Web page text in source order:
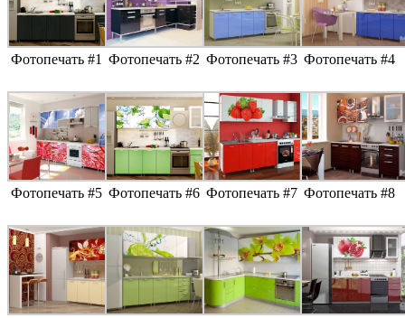
Фотопечать #1 Фотопечать #2 Фотопечать #3 Фотопечать #4
Фотопечать #5 Фотопечать #6 Фотопечать #7 Фотопечать #8